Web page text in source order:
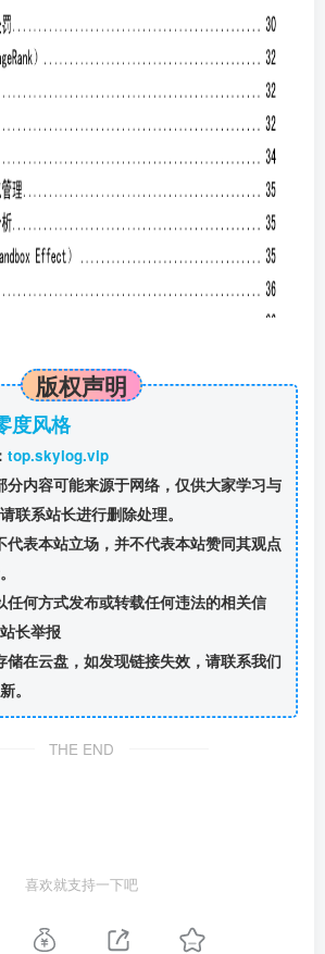
版权声明
度风格
top.skylog.vip
分内容可能来源于网络，仅供大家学习与
联系站长进行删除处理。
代表本站立场，并不代表本站赞同其观点
任何方式发布或转载任何违法的相关信
长举报
储在云盘，如发现链接失效，请联系我们
。
THE END
喜欢就支持一下吧